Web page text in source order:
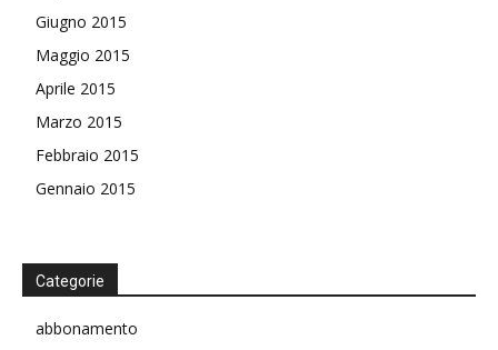
Giugno 2015
Maggio 2015
Aprile 2015
Marzo 2015
Febbraio 2015
Gennaio 2015
Categorie
abbonamento